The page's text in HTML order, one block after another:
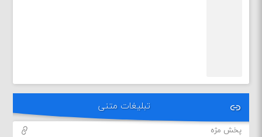
تبلیغات متنی
پخش مژه